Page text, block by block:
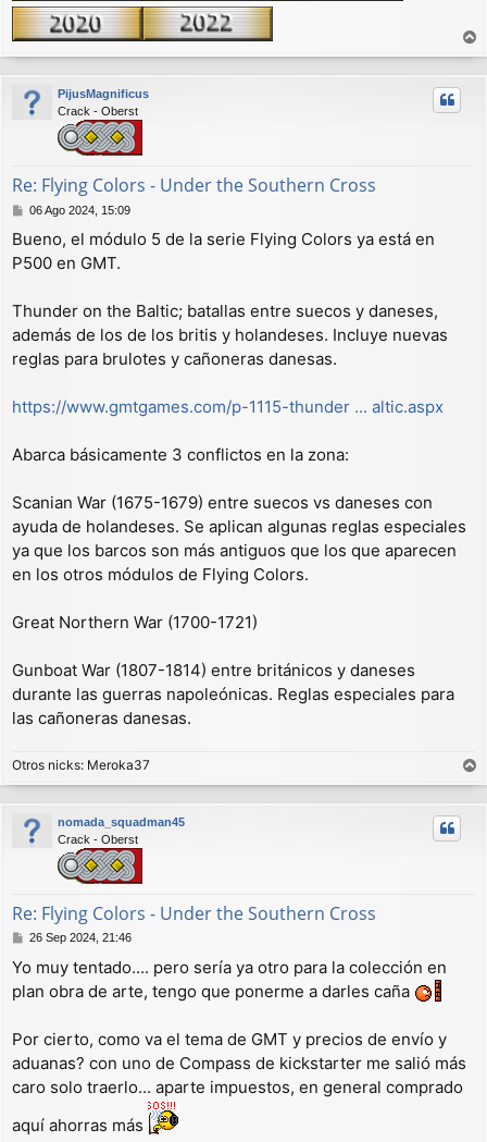
r
r
PijusMagnificus
Crack - Oberst
Re: Flying Colors - Under the Southern Cross
M
n
s
e
06 Ago 2024, 15:09
Bueno, el módulo 5 de la serie Flying Colors ya está en
P500 en GMT.
Thunder on the Baltic; batallas entre suecos y daneses,
además de los de los britis y holandeses. Incluye nuevas
reglas para brulotes y cañoneras danesas.
https://www.gmtgames.com/p-1115-thunder ... altic.aspx
Abarca básicamente 3 conflictos en la zona:
Scanian War (1675-1679) entre suecos vs daneses con
ayuda de holandeses. Se aplican algunas reglas especiales
ya que los barcos son más antiguos que los que aparecen
en los otros módulos de Flying Colors.
Great Northern War (1700-1721)
Gunboat War (1807-1814) entre británicos y daneses
durante las guerras napoleónicas. Reglas especiales para
las cañoneras danesas.
Otros nicks: Meroka37
r
r
nomada_squadman45
Crack - Oberst
Re: Flying Colors - Under the Southern Cross
M
n
s
e
26 Sep 2024, 21:46
Yo muy tentado.... pero sería ya otro para la colección en
plan obra de arte, tengo que ponerme a darles caña
Por cierto, como va el tema de GMT y precios de envío y
aduanas? con uno de Compass de kickstarter me salió más
caro solo traerlo... aparte impuestos, en general comprado
aquí ahorras más